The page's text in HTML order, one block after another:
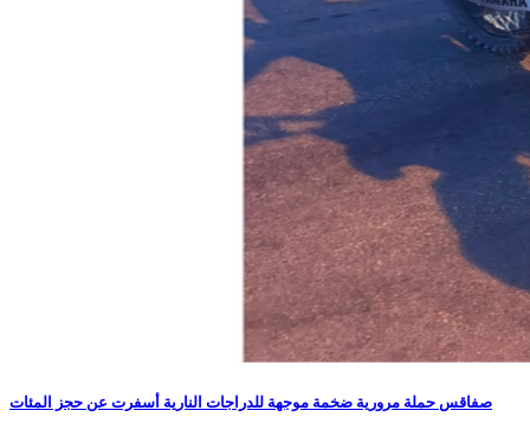
صفاقس حملة مرورية ضخمة موجهة للدراجات النارية أسفرت عن حجز المئات